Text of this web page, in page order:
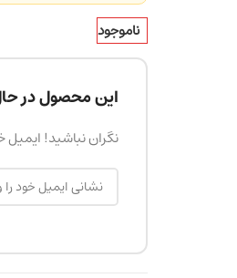
ناموجود
این محصول در
نگران نباشید! ایمیل